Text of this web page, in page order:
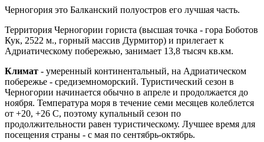
Черногория это Балканский полуостров его лучшая часть.
Территория Черногории гориста (высшая точка - гора Боботов
Кук, 2522 м., горный массив Дурмитор) и прилегает к
Адриатическому побережью, занимает 13,8 тысяч кв.км.
Климат - умеренный континентальный, на Адриатическом
побережье - средиземноморский. Туристический сезон в
Черногории начинается обычно в апреле и продолжается до
ноября. Температура моря в течение семи месяцев колеблется
от +20, +26 С, поэтому купальный сезон по
продолжительности равен туристическому. Лучшее время для
посещения страны - с мая по сентябрь-октябрь.